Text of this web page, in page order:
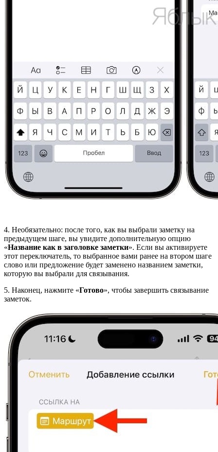
4. Необязательно: после того, как вы выбрали заметку на
предыдущем шаге, вы увидите дополнительную опцию
«Название как в заголовке заметки». Если вы активируете
этот переключатель, то выбранное вами ранее на втором шаге
слово или предложение будет заменено названием заметки,
которую вы выбрали для связывания.
5. Наконец, нажмите «Готово», чтобы завершить связывание
заметок.